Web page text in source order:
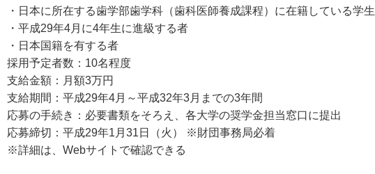
・日本に所在する歯学部歯学科（歯科医師養成課程）に在籍している学生
・平成29年4月に4年生に進級する者
・日本国籍を有する者
採用予定者数：10名程度
支給金額：月額3万円
支給期間：平成29年4月～平成32年3月までの3年間
応募の手続き：必要書類をそろえ、各大学の奨学金担当窓口に提出
応募締切：平成29年1月31日（火） ※財団事務局必着
※詳細は、Webサイトで確認できる